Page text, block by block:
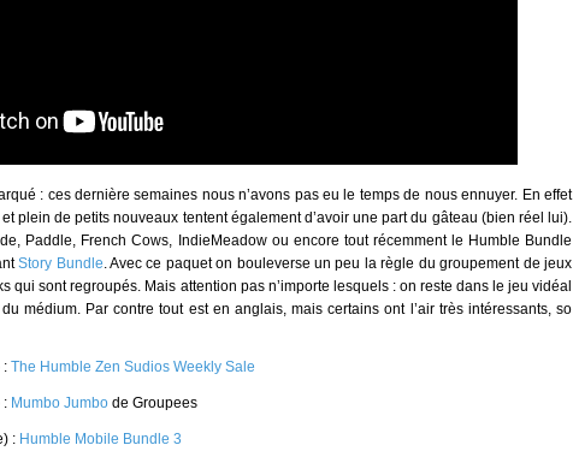
: ces dernière semaines nous n’avons pas eu le temps de nous ennuyer. En effet
plein de petits nouveaux tentent également d’avoir une part du gâteau (bien réel lui).
Paddle, French Cows, IndieMeadow ou encore tout récemment le Humble Bundle
Story Bundle. Avec ce paquet on bouleverse un peu la règle du groupement de jeux
qui sont regroupés. Mais attention pas n’importe lesquels : on reste dans le jeu vidéal
médium. Par contre tout est en anglais, mais certains ont l’air très intéressants, so
:The Humble Zen Sudios Weekly Sale
: Mumbo Jumbo de Groupees
: Humble Mobile Bundle 3